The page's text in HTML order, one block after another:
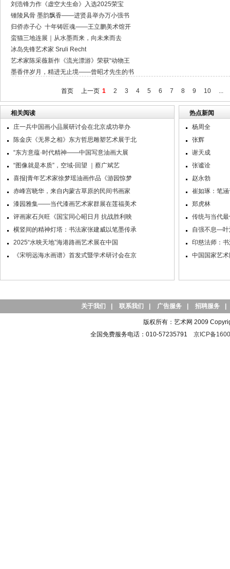
刘浩锋力作《虚空大生命》入选2025荣宝
锺陵风骨 墨韵飘香——进贤县举办万小强书
归侨赤子心 十年铸匠魂——王立鹏美术馆开
蛮猫三地连展｜从水墨而来，向未来而去
冰岛先锋艺术家 Sruli Recht
艺术家陈采薇新作《流光漂游》荣获“动物王
墨香伴岁月，精进无止境——曾昭才先生的书
首页 上一页 1 2 3 4 5 6 7 8 9 10 ...
相关阅读
庄一兵中国画小品展研讨会在北京成功举办
陈金庆《无界之相》东方哲思雕塑艺术展于北
“东方意蕴·时代精神——中国写意油画大展
“图像就是本质”，空域-回望 ｜蔡广斌艺
喜报|青年艺术家徐梦瑶油画作品《游园惊梦
赤峰宫晓华，来自内蒙古草原的民间书画家
漆园雅集——当代漆画艺术家群展在莲福美术
评画家石兴旺《国宝同心昭日月 抗战胜利映
横竖间的精神灯塔：书法家张建威以笔墨传承
2025“水映天地”海港路画艺术展在中国
《宋明远海水画谱》首发式暨学术研讨会在京
热点新闻
杨周全
张辉
谢天成
张谧诠
赵永勃
崔如琢：笔
郑虎林
传统与当代
自强不息—叶
印慈法师：
中国国家艺
关于我们 联系我们 广告服务 招聘服务
版权所有：艺术网 2009
全国免费服务电话：010-57235791 京ICP备